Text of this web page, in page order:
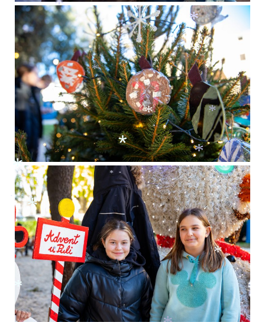
*
*
*
*
*
*
*
*
*
*
*
*
*
*
*
*
*
*
*
*
*